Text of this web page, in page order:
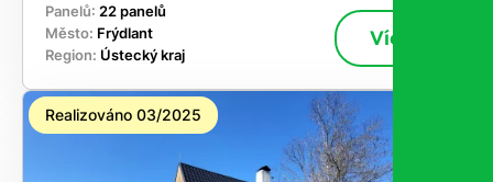
Panelů: 22 panelů
Město: Frýdlant
Region: Ústecký kraj
Více
Realizováno 03/2025